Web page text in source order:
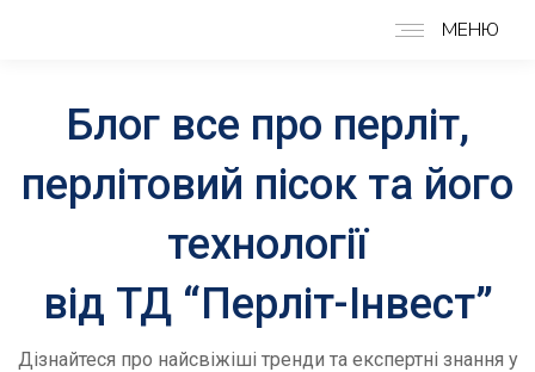
МЕНЮ
Блог все про перліт,
перлітовий пісок та його
технології
від ТД “Перліт-Інвест”
Дізнайтеся про найсвіжіші тренди та експертні знання у